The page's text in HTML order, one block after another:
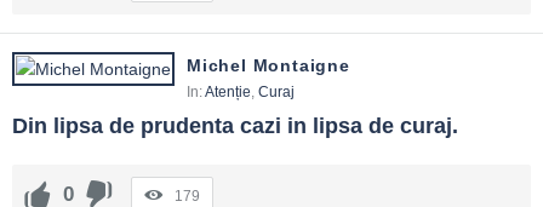
Michel Montaigne
In:Atenție, Curaj
Din lipsa de prudenta cazi in lipsa de curaj.
0 179